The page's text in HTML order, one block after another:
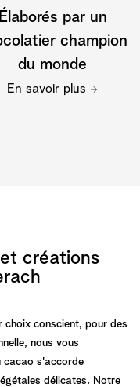
Élaborés par un
champion
du monde
En savoir plus
créations
choix conscient, pour des
nous vous
cacao s'accorde
délicates. Notre